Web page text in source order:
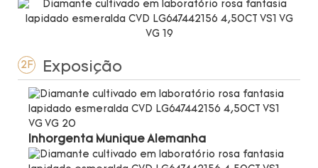
2F Exposição
Inhorgenta Munique Alemanha